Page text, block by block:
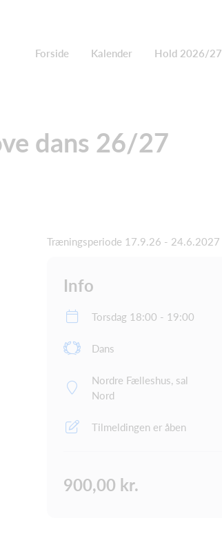
Forside Kalender Hold 2026/27
dans 26/27
Træningsperiode 17.9.26 - 24.6.2027
Info
Torsdag 18:00 - 19:00
Dans
Nordre Fælleshus, sal
Nord
Tilmeldingen er åben
900,00 kr.